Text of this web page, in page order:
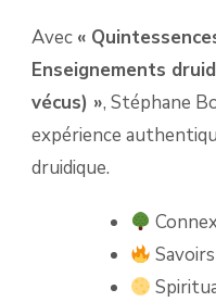
Avec «
Enseignements
vécus) », Stéphane
expérience
druidique.